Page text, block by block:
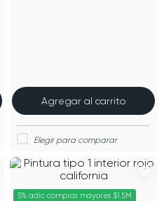
Agregar al carrito
5% adic compras mayores $1.5M